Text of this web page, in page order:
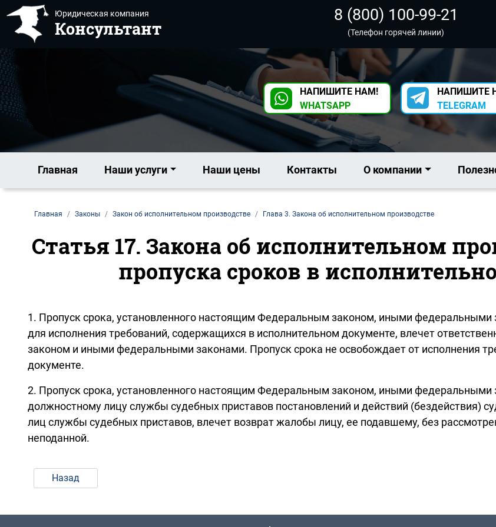
Юридическая компания
Консультант
8 (800) 100-99-21
(Телефон горячей линии)
НАПИШИТЕ НАМ!
WHATSAPP
НАПИШИТЕ
TELEGRAM
Главная Наши услуги Наши цены Контакты О компании
Главная Законы Закон об исполнительном производстве Глава 3. Закона об исполнительном производстве
Статья 17. Закона об исполнительном
пропуска сроков в
1. Пропуск срока, установленного настоящим Федеральным законом, иными
для исполнения требований, содержащихся в исполнительном документе, влечет
законом и иными федеральными законами. Пропуск срока не освобождает от исполнения
документе.
2. Пропуск срока, установленного настоящим Федеральным законом, иными
должностному лицу службы судебных приставов постановлений и действий (бездействия)
лиц службы судебных приставов, влечет возврат жалобы лицу, ее подавшему, без
неподанной.
Назад